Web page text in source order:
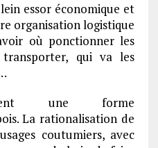
essor économique et
organisation logistique
où ponctionner les
qui va les
une forme
La rationalisation de
coutumiers, avec